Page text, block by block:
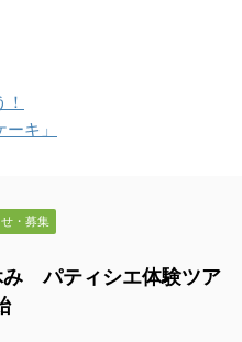
キ」
・募集
パティシエ体験ツア